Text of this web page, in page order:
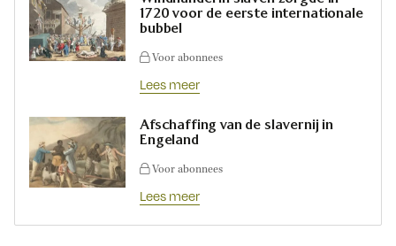
1720 voor de eerste internationale
bubbel
Voor abonnees
Lees meer
Afschaffing van de slavernij in
Engeland
Voor abonnees
Lees meer